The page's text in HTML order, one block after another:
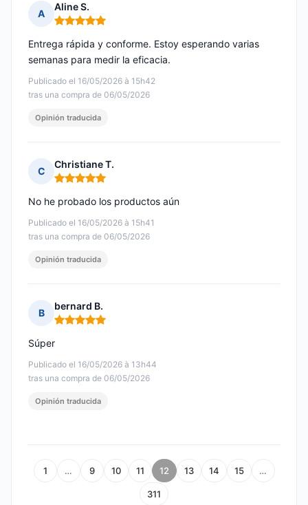
A
Aline S.
Nota: 5 de 5
Publicado el 16/05/2026 à 15h42
tras una compra de 06/05/2026
Entrega rápida y conforme. Estoy esperando varias
semanas para medir la eficacia.
Opinión traducida
C
Christiane T.
Nota: 5 de 5
Publicado el 16/05/2026 à 15h41
tras una compra de 06/05/2026
No he probado los productos aún
Opinión traducida
B
bernard B.
Nota: 5 de 5
Publicado el 16/05/2026 à 13h44
tras una compra de 06/05/2026
Súper
Opinión traducida
1 … 9 10 11 12 13 14 15 …
311